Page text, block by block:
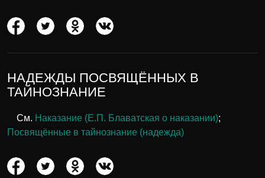
НАДЕЖДЫ ПОСВЯЩЁННЫХ В
ТАЙНОЗНАНИЕ
См. Наказание (Е.П. Блаватская о наказании);
Посвящённые в тайнознание (надежда)